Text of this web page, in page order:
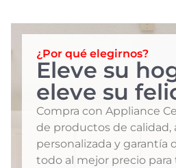
¿Por qué elegirnos?
Eleve su
eleve su
Compra con Appliance
de productos de calidad,
personalizada y garantía
todo al mejor precio para